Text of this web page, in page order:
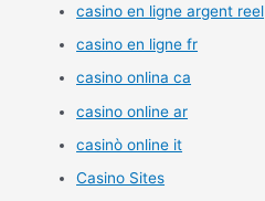
casino en ligne argent reel
casino en ligne fr
casino onlina ca
casino online ar
casinò online it
Casino Sites